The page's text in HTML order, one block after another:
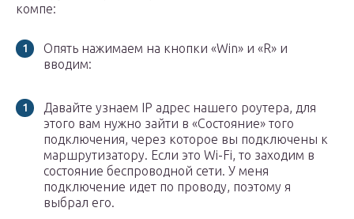
компе:
Опять нажимаем на кнопки «Win» и «R» и
вводим:
Давайте узнаем IP адрес нашего роутера, для
этого вам нужно зайти в «Состояние» того
подключения, через которое вы подключены к
маршрутизатору. Если это Wi-Fi, то заходим в
состояние беспроводной сети. У меня
подключение идет по проводу, поэтому я
выбрал его.